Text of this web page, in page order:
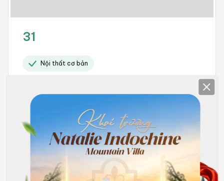
31
Nội thất cơ bản
6.000.000
đồng/Tháng